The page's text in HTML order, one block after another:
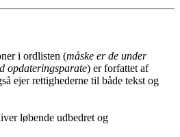
i ordlisten (måske er de under
opdateringsparate) er forfattet af
ejer rettighederne til både tekst og
løbende udbedret og